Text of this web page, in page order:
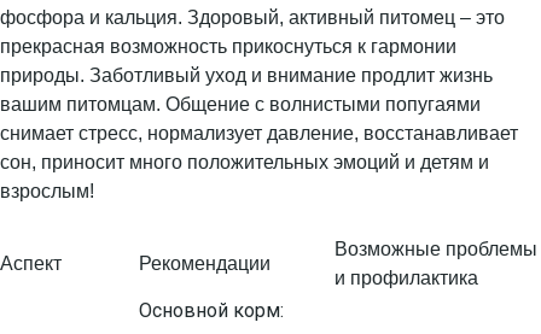
фосфора и кальция. Здоровый, активный питомец – это
прекрасная возможность прикоснуться к гармонии
природы. Заботливый уход и внимание продлит жизнь
вашим питомцам. Общение с волнистыми попугаями
снимает стресс, нормализует давление, восстанавливает
сон, приносит много положительных эмоций и детям и
взрослым!
Аспект Рекомендации
Возможные проблемы
и профилактика
Основной корм: